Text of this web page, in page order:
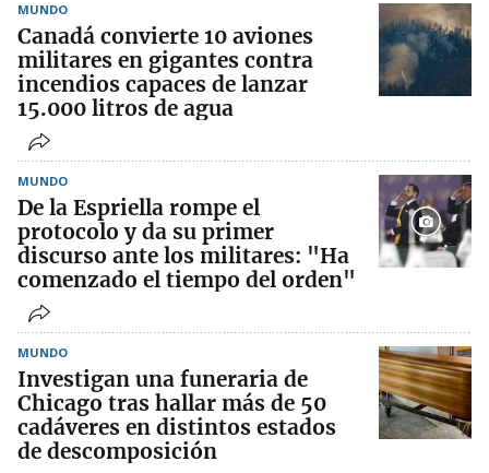
MUNDO
Canadá convierte 10 aviones
militares en gigantes contra
incendios capaces de lanzar
15.000 litros de agua
MUNDO
De la Espriella rompe el
protocolo y da su primer
discurso ante los militares: "Ha
comenzado el tiempo del orden"
MUNDO
Investigan una funeraria de
Chicago tras hallar más de 50
cadáveres en distintos estados
de descomposición